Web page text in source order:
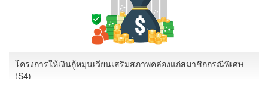
โครงการให้เงินกู้หมุนเวียนเสริมสภาพคล่องแก่สมาชิกกรณีพิเศษ
(S4)